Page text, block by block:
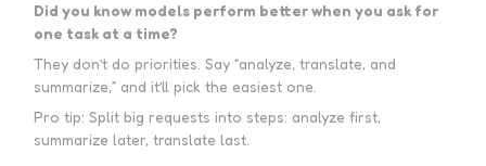
Did you know models perform better when you ask for
one task at a time?
They don’t do priorities. Say “analyze, translate, and
summarize,” and it’ll pick the easiest one.
Pro tip: Split big requests into steps: analyze first,
summarize later, translate last.